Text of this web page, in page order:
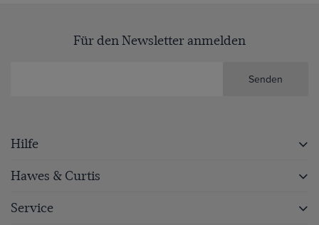
Für den Newsletter anmelden
Senden
Hilfe
Hawes & Curtis
Service